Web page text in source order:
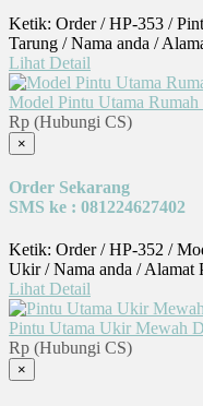
Ketik: Order / HP-353 /
Tarung / Nama anda /
Lihat Detail
Model Pintu Utama
Rp (Hubungi CS)
×
Order Sekarang
SMS ke : 081224627402
Ketik: Order / HP-352 /
Ukir / Nama anda / Alamat
Lihat Detail
Pintu Utama Ukir Mewah
Rp (Hubungi CS)
×